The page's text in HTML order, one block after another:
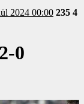
4 Eylül 2024 00:00 235 4
0